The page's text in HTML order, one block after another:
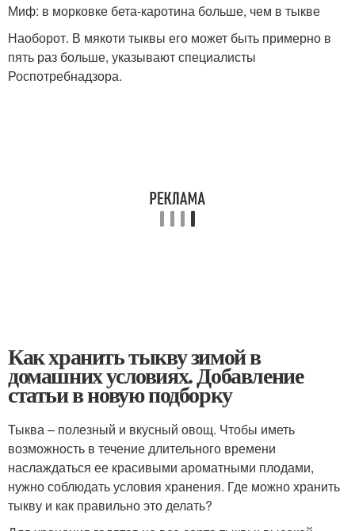
Миф: в морковке бета-каротина больше, чем в тыкве
Наоборот. В мякоти тыквы его может быть примерно в
пять раз больше, указывают специалисты
Роспотребнадзора.
Как хранить тыкву зимой в
домашних условиях. Добавление
статьи в новую подборку
Тыква – полезный и вкусный овощ. Чтобы иметь
возможность в течение длительного времени
наслаждаться ее красивыми ароматными плодами,
нужно соблюдать условия хранения. Где можно хранить
тыкву и как правильно это делать?